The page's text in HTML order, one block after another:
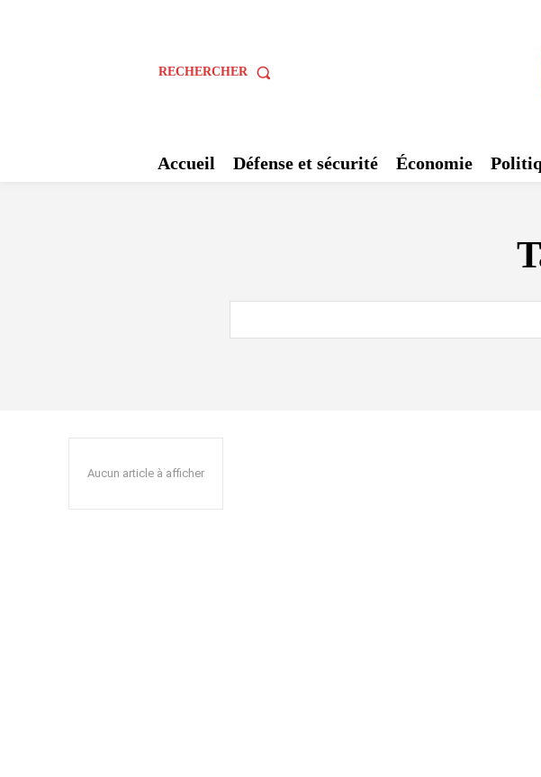
RECHERCHER
Accueil Défense et sécurité Économie
Aucun article à afficher